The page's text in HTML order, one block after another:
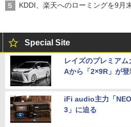
KDDI、楽天へのローミングを9月
Special Site
レイズのプレミア
Aから「2×9R」が登
iFi audio主力「
3」に迫る